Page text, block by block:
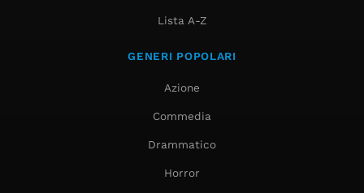
Lista A-Z
GENERI POPOLARI
Azione
Commedia
Drammatico
Horror